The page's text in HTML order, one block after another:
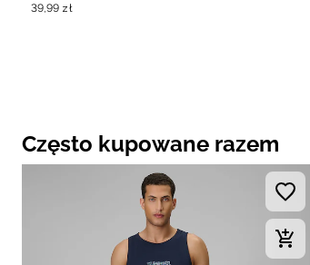
39,99 zł
Często kupowane razem